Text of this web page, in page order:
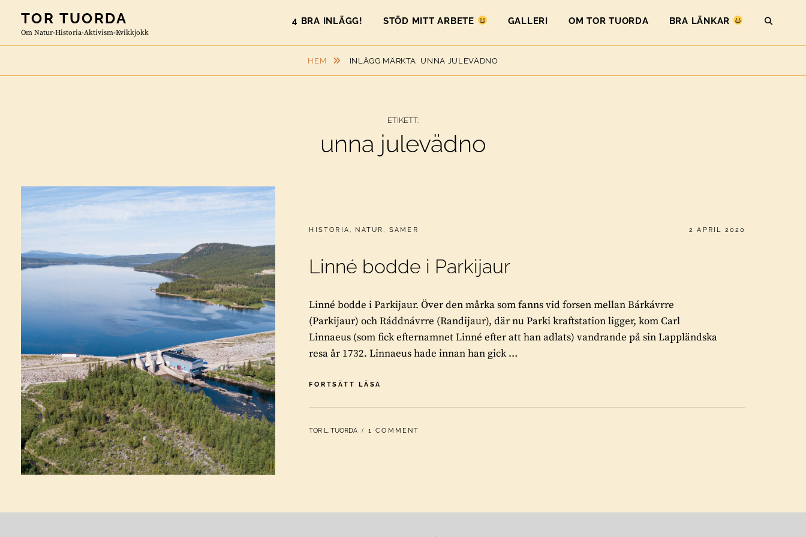
content
TOR TUORDA
Om Natur-Historia-Aktivism-Kvikkjokk
4 BRA INLÄGG! STÖD MITT ARBETE GALLERI OM TOR TUORDA BRA LÄNKAR
HEM INLÄGG MÄRKTA UNNA JULEVÄDNO
ETIKETT:
unna julevädno
CATEGORIES:
HISTORIA , NATUR , SAMER PUBLICERAT
2 APRIL 2020
Linné bodde i Parkijaur
Linné bodde i Parkijaur. Över den mårka som fanns vid forsen mellan Bárkávrre
(Parkijaur) och Ráddnávrre (Randijaur), där nu Parki kraftstation ligger, kom Carl
Linnaeus (som fick efternamnet Linné efter att han adlats) vandrande på sin Lappländska
resa år 1732. Linnaeus hade innan han gick …
FORTSÄTT LÄSA
I
BY
TOR L. TUORDA 1 COMMENT